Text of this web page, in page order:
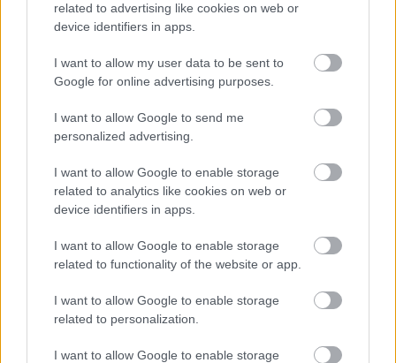
related to advertising like cookies on web or
device identifiers in apps.
I want to allow my user data to be sent to
Google for online advertising purposes.
I want to allow Google to send me
personalized advertising.
I want to allow Google to enable storage
related to analytics like cookies on web or
device identifiers in apps.
I want to allow Google to enable storage
related to functionality of the website or app.
I want to allow Google to enable storage
related to personalization.
I want to allow Google to enable storage
Szívószál foglalat
Ha egy buliból megmaradt rengeteg szívószál, akkor
csinálj belőle egy szivárványosan mesés keretet!
Válogasd ki őket árnyalat vagy szín szerint vagy
egyszerűen engedd rakoncátlanul pezsegni! Egy
fekete-fehér képet nagyszerűen ellensúlyozhatna.
Kipróbálod?